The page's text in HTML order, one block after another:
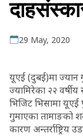
29 May, 2020
यूएई (दुबई)मा ज्यान
ज्यामिरेका २२
भिजिट भिसामा यूएई
गुमाएका तामाङको
कारण अन्तर्राष्ट्रिय